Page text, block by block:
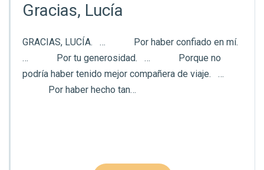
Gracias, Lucía
GRACIAS, LUCÍA. … Por haber confiado en mí.
… Por tu generosidad. … Porque no
podría haber tenido mejor compañera de viaje. …
Por haber hecho tan…